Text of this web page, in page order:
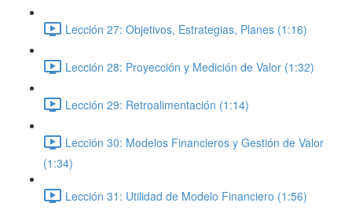
Lección 27: Objetivos, Estrategias, Planes (1:16)
Lección 28: Proyección y Medición de Valor (1:32)
Lección 29: Retroalimentación (1:14)
Lección 30: Modelos Financieros y Gestión de Valor
(1:34)
Lección 31: Utilidad de Modelo Financiero (1:56)